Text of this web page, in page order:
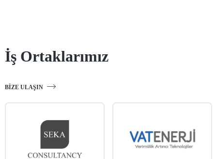
İş Ortaklarımız
BIZE ULAŞIN